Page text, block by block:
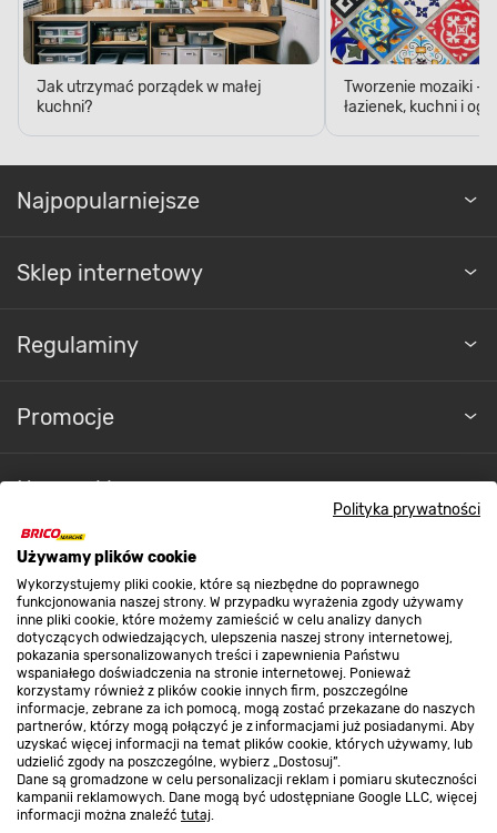
Polityka prywatności
Używamy plików cookie
Wykorzystujemy pliki cookie, które są niezbędne do poprawnego
funkcjonowania naszej strony. W przypadku wyrażenia zgody używamy
inne pliki cookie, które możemy zamieścić w celu analizy danych
dotyczących odwiedzających, ulepszenia naszej strony internetowej,
pokazania spersonalizowanych treści i zapewnienia Państwu
wspaniałego doświadczenia na stronie internetowej. Ponieważ
korzystamy również z plików cookie innych firm, poszczególne
informacje, zebrane za ich pomocą, mogą zostać przekazane do naszych
partnerów, którzy mogą połączyć je z informacjami już posiadanymi. Aby
uzyskać więcej informacji na temat plików cookie, których używamy, lub
udzielić zgody na poszczególne, wybierz „Dostosuj”.
Dane są gromadzone w celu personalizacji reklam i pomiaru skuteczności
kampanii reklamowych. Dane mogą być udostępniane Google LLC, więcej
informacji można znaleźć tutaj.
Jak utrzymać porządek w małej
kuchni?
Tworzenie mozaiki -
łazienek, kuchni i
Najpopularniejsze
Sklep internetowy
Regulaminy
Promocje
Nasze sklepy
O nas
Kontakt do sklepu
Strefa biznesu
Dołącz do nas